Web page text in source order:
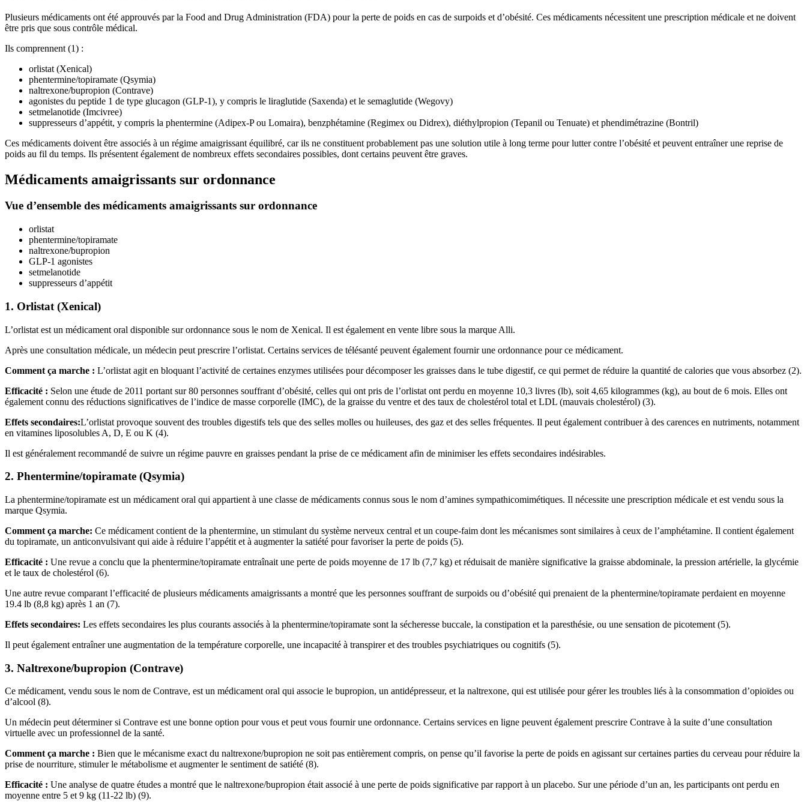
Plusieurs médicaments ont été approuvés par la Food and Drug Administration (FDA) pour la perte de poids en cas de surpoids et d’obésité. Ces médicaments nécessitent une prescription médicale et ne doivent
être pris que sous contrôle médical.
Ils comprennent (1) :
orlistat (Xenical)
phentermine/topiramate (Qsymia)
naltrexone/bupropion (Contrave)
agonistes du peptide 1 de type glucagon (GLP-1), y compris le liraglutide (Saxenda) et le semaglutide (Wegovy)
setmelanotide (Imcivree)
suppresseurs d’appétit, y compris la phentermine (Adipex-P ou Lomaira), benzphétamine (Regimex ou Didrex), diéthylpropion (Tepanil ou Tenuate) et phendimétrazine (Bontril)
Ces médicaments doivent être associés à un régime amaigrissant équilibré, car ils ne constituent probablement pas une solution utile à long terme pour lutter contre l’obésité et peuvent entraîner une reprise de
poids au fil du temps. Ils présentent également de nombreux effets secondaires possibles, dont certains peuvent être graves.
Médicaments amaigrissants sur ordonnance
Vue d’ensemble des médicaments amaigrissants sur ordonnance
orlistat
phentermine/topiramate
naltrexone/bupropion
GLP-1 agonistes
setmelanotide
suppresseurs d’appétit
1. Orlistat (Xenical)
L’orlistat est un médicament oral disponible sur ordonnance sous le nom de Xenical. Il est également en vente libre sous la marque Alli.
Après une consultation médicale, un médecin peut prescrire l’orlistat. Certains services de télésanté peuvent également fournir une ordonnance pour ce médicament.
Comment ça marche : L’orlistat agit en bloquant l’activité de certaines enzymes utilisées pour décomposer les graisses dans le tube digestif, ce qui permet de réduire la quantité de calories que vous absorbez (2).
Efficacité : Selon une étude de 2011 portant sur 80 personnes souffrant d’obésité, celles qui ont pris de l’orlistat ont perdu en moyenne 10,3 livres (lb), soit 4,65 kilogrammes (kg), au bout de 6 mois. Elles ont
également connu des réductions significatives de l’indice de masse corporelle (IMC), de la graisse du ventre et des taux de cholestérol total et LDL (mauvais cholestérol) (3).
Effets secondaires:L’orlistat provoque souvent des troubles digestifs tels que des selles molles ou huileuses, des gaz et des selles fréquentes. Il peut également contribuer à des carences en nutriments, notamment
en vitamines liposolubles A, D, E ou K (4).
Il est généralement recommandé de suivre un régime pauvre en graisses pendant la prise de ce médicament afin de minimiser les effets secondaires indésirables.
2. Phentermine/topiramate (Qsymia)
La phentermine/topiramate est un médicament oral qui appartient à une classe de médicaments connus sous le nom d’amines sympathicomimétiques. Il nécessite une prescription médicale et est vendu sous la
marque Qsymia.
Comment ça marche: Ce médicament contient de la phentermine, un stimulant du système nerveux central et un coupe-faim dont les mécanismes sont similaires à ceux de l’amphétamine. Il contient également
du topiramate, un anticonvulsivant qui aide à réduire l’appétit et à augmenter la satiété pour favoriser la perte de poids (5).
Efficacité : Une revue a conclu que la phentermine/topiramate entraînait une perte de poids moyenne de 17 lb (7,7 kg) et réduisait de manière significative la graisse abdominale, la pression artérielle, la glycémie
et le taux de cholestérol (6).
Une autre revue comparant l’efficacité de plusieurs médicaments amaigrissants a montré que les personnes souffrant de surpoids ou d’obésité qui prenaient de la phentermine/topiramate perdaient en moyenne
19.4 lb (8,8 kg) après 1 an (7).
Effets secondaires: Les effets secondaires les plus courants associés à la phentermine/topiramate sont la sécheresse buccale, la constipation et la paresthésie, ou une sensation de picotement (5).
Il peut également entraîner une augmentation de la température corporelle, une incapacité à transpirer et des troubles psychiatriques ou cognitifs (5).
3. Naltrexone/bupropion (Contrave)
Ce médicament, vendu sous le nom de Contrave, est un médicament oral qui associe le bupropion, un antidépresseur, et la naltrexone, qui est utilisée pour gérer les troubles liés à la consommation d’opioïdes ou
d’alcool (8).
Un médecin peut déterminer si Contrave est une bonne option pour vous et peut vous fournir une ordonnance. Certains services en ligne peuvent également prescrire Contrave à la suite d’une consultation
virtuelle avec un professionnel de la santé.
Comment ça marche : Bien que le mécanisme exact du naltrexone/bupropion ne soit pas entièrement compris, on pense qu’il favorise la perte de poids en agissant sur certaines parties du cerveau pour réduire la
prise de nourriture, stimuler le métabolisme et augmenter le sentiment de satiété (8).
Efficacité : Une analyse de quatre études a montré que le naltrexone/bupropion était associé à une perte de poids significative par rapport à un placebo. Sur une période d’un an, les participants ont perdu en
moyenne entre 5 et 9 kg (11-22 lb) (9).